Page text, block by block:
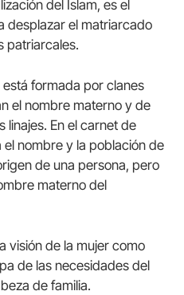
del Islam, es el
desplazar el matriarcado
patriarcales.
formada por clanes
el nombre materno y de
linajes. En el carnet de
nombre y la población de
de una persona, pero
materno del
visión de la mujer como
de las necesidades del
de familia.